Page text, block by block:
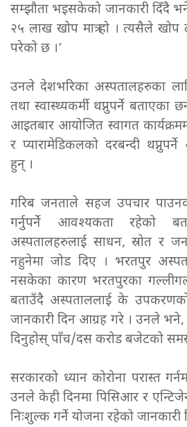
सम्झौता भइसकेको जानकारी दिँदै भने,
२५ लाख खोप मात्र हो । त्यसैले खोप
परेको छ ।’
उनले देशभरिका अस्पतालहरुका
तथा स्वास्थ्यकर्मी थप्नुपर्ने
आइतबार आयोजित स्वागत
र प्यारामेडिकलको दरबन्दी
हुन् ।
गरिब जनताले सहज उपचार
गर्नुपर्ने आवश्यकता रहेको
अस्पतालहरुलाई साधन, स्रोत र
नहुनेमा जोड दिए । भरतपुर
नसकेका कारण भरतपुरका
बताउँदै अस्पताललाई के उपकरणको
जानकारी दिन आग्रह गरे । उनले भने,
दिनुहोस् पाँच/दस करोड बजेटको
सरकारको ध्यान कोरोना परास्त
उनले केही दिनमा पिसिआर र
निःशुल्क गर्ने योजना रहेको जानकारी